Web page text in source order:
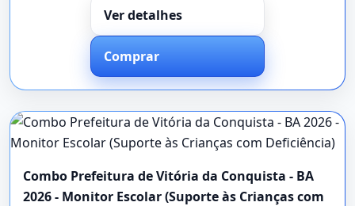
Ver detalhes
Comprar
Combo Prefeitura de Vitória da Conquista - BA
2026 - Monitor Escolar (Suporte às Crianças com